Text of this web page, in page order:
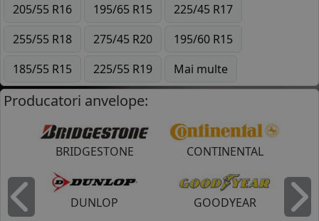
205/55 R16 195/65 R15
225/45 R17
255/55 R18
275/45 R20
195/60 R15
185/55 R15
225/55 R19 Mai multe
Producatori anvelope:
BRIDGESTONE CONTINENTAL
DUNLOP GOODYEAR